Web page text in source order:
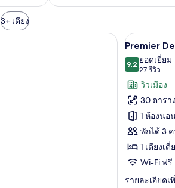
3+ เตียง
ผ้านวมขนเป็ด, ตู้นิรภัยในห้องพัก, โต๊ะทำงาน, ผ้าม่า
เปิด
ภาพถ่าย
ทั้งหมด
ของ
Premier
Deluxe
Family
Twin
6
Premier
9.29.2 จาก 10
ยอดเยี่ยม
27 รีวิว
(27
รีวิว)
วิวเมือง
30 ตารา
1 ห้องนอ
พักได้ 3
1 เตียงเ
Wi-Fi ฟรี
รายละเอียดเ
ราย